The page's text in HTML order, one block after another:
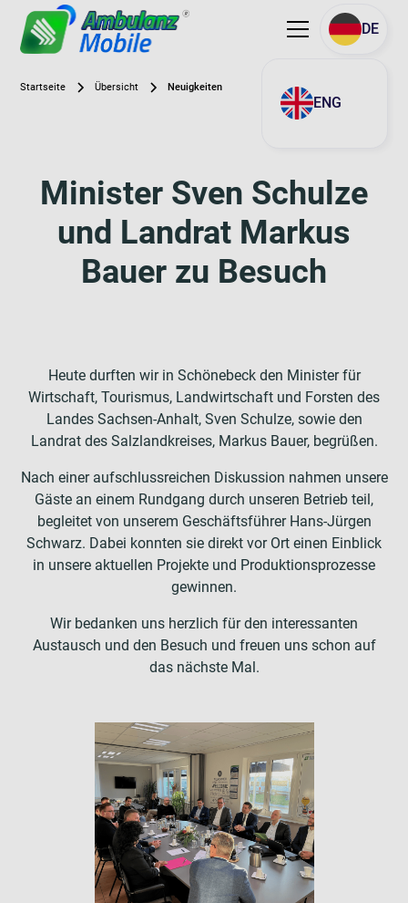
DE
ENG
Startseite Übersicht Neuigkeiten
Minister Sven Schulze
und Landrat Markus
Bauer zu Besuch
Heute durften wir in Schönebeck den Minister für
Wirtschaft, Tourismus, Landwirtschaft und Forsten des
Landes Sachsen-Anhalt, Sven Schulze, sowie den
Landrat des Salzlandkreises, Markus Bauer, begrüßen.
Nach einer aufschlussreichen Diskussion nahmen unsere
Gäste an einem Rundgang durch unseren Betrieb teil,
begleitet von unserem Geschäftsführer Hans-Jürgen
Schwarz. Dabei konnten sie direkt vor Ort einen Einblick
in unsere aktuellen Projekte und Produktionsprozesse
gewinnen.
Wir bedanken uns herzlich für den interessanten
Austausch und den Besuch und freuen uns schon auf
das nächste Mal.